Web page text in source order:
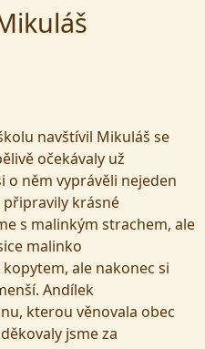
navštívil Mikuláš se
očekávaly už
o něm vyprávěli nejeden
připravily krásné
s malinkým strachem, ale
malinko
ale nakonec si
Andílek
kterou věnovala obec
jsme za